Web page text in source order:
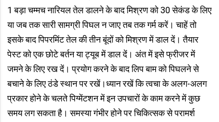
1 बड़ा चम्मच नारियल तेल डालने के बाद मिश्रण को 30 सेकंड के लिए
या जब तक सारी सामग्री पिघल न जाए तब तक गर्म करें। चाहें तो
इसके बाद पिपरमिंट तेल की तीन बूंदों को मिश्रण में डाल दें। तैयार
पेस्ट को एक छोटे बर्तन या ट्यूब में डाल दें। अंत में इसे फ्रीजर में
जमने के लिए रख दें। प्रयोग करने के बाद लिप बाम को पिघलने से
बचाने के लिए ठंडे स्थान पर रखें।ध्यान रखें कि त्वचा के अलग-अलग
प्रकार होने के चलते पिग्मेंटशन में इन उपचारों के काम करने में कुछ
समय लग सकता है। समस्या गंभीर होने पर चिकित्सक से परामर्श